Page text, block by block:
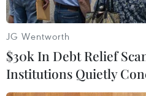
TIN LIÊN QUAN
JG Wentworth
$30k In Debt Relief
Institutions Quietly